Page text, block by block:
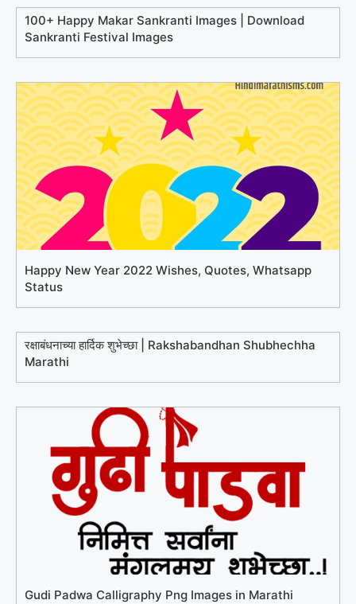
100+ Happy Makar Sankranti Images | Download
Sankranti Festival Images
Happy New Year 2022 Wishes, Quotes, Whatsapp
Status
रक्षाबंधनाच्या हार्दिक शुभेच्छा | Rakshabandhan Shubhechha
Marathi
Gudi Padwa Calligraphy Png Images in Marathi